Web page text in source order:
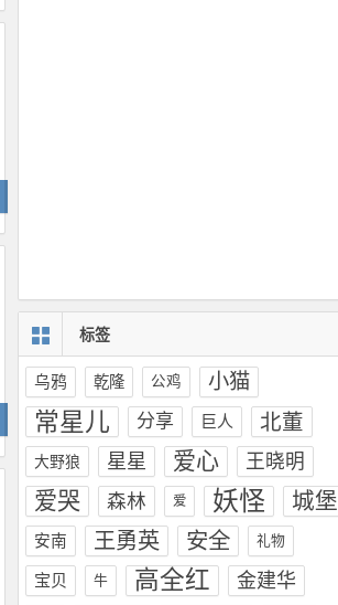
标签
乌鸦 乾隆 公鸡 小猫
常星儿 分享 巨人 北董
大野狼 星星 爱心 王晓明
爱哭 森林 爱 妖怪 城堡
安南 王勇英 安全 礼物
宝贝 牛 高全红 金建华